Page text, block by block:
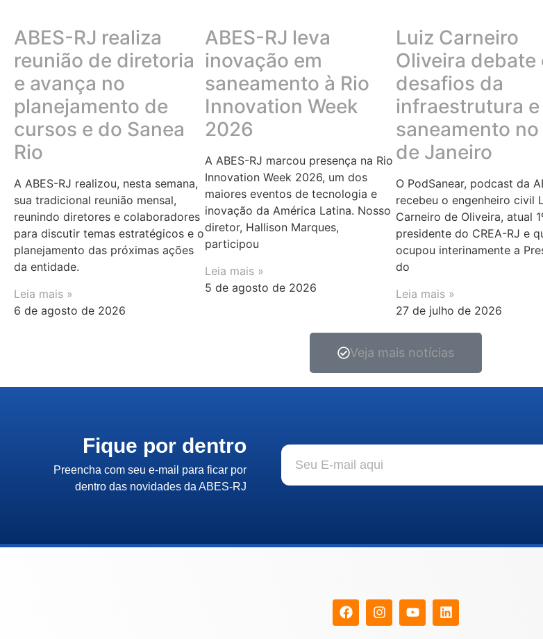
ABES-RJ realiza
reunião de diretoria
e avança no
planejamento de
cursos e do Sanea
Rio
A ABES-RJ realizou, nesta semana,
sua tradicional reunião mensal,
reunindo diretores e colaboradores
para discutir temas estratégicos e o
planejamento das próximas ações
da entidade.
Leia mais »
6 de agosto de 2026
ABES-RJ leva
inovação em
saneamento à Rio
Innovation Week
2026
A ABES-RJ marcou presença na Rio
Innovation Week 2026, um dos
maiores eventos de tecnologia e
inovação da América Latina. Nosso
diretor, Hallison Marques,
participou
Leia mais »
5 de agosto de 2026
Luiz Carneiro
Oliveira debate
desafios da
infraestrutura
saneamento no
de Janeiro
O PodSanear, podcast da
recebeu o engenheiro civil
Carneiro de Oliveira, atual
presidente do CREA-RJ e
ocupou interinamente a
do
Leia mais »
27 de julho de 2026
Veja mais notícias
Fique por dentro
Preencha com seu e-mail para ficar por
dentro das novidades da ABES-RJ